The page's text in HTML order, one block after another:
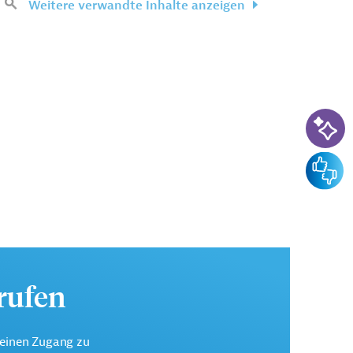
Weitere verwandte Inhalte anzeigen
Zugang zu
KI-